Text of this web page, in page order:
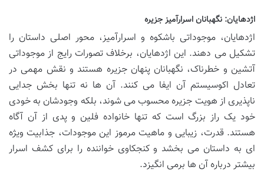
اژدهایان: نگهبانان اسرارآمیز جزیره
اژدهایان، موجوداتی باشکوه و اسرارآمیز، محور اصلی داستان را
تشکیل می دهند. این اژدهایان، برخلاف تصورات رایج از موجوداتی
آتشین و خطرناک، نگهبانان پنهان جزیره هستند و نقش مهمی در
تعادل اکوسیستم آن ایفا می کنند. آن ها نه تنها بخش جدایی
ناپذیری از هویت جزیره محسوب می شوند، بلکه وجودشان به خودی
خود یک راز بزرگ است که تنها خانواده فلین و پدی از آن آگاه
هستند. قدرت، زیبایی و ماهیت مرموز این موجودات، جذابیت ویژه
ای به داستان می بخشد و کنجکاوی خواننده را برای کشف اسرار
بیشتر درباره آن ها برمی انگیزد.